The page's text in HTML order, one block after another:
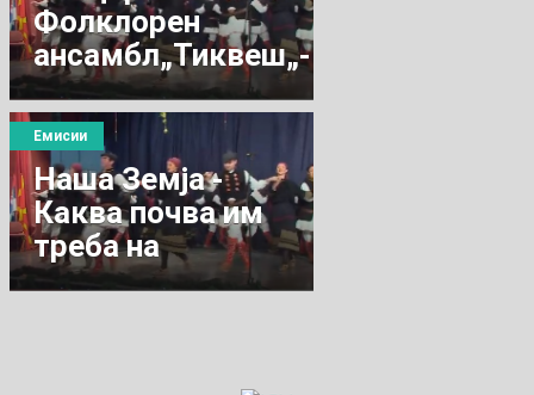
Фолклорен
ансамбл„Тиквеш„-
Кавадарци
Наша Земја -
Каква почва им
треба на
лозовите
Емисии